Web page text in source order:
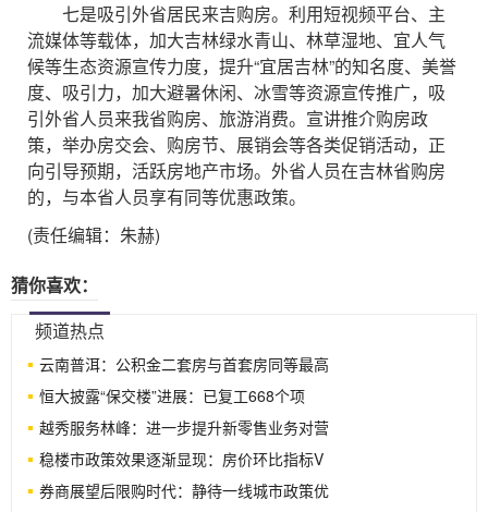
七是吸引外省居民来吉购房。利用短视频平台、主
流媒体等载体，加大吉林绿水青山、林草湿地、宜人气
候等生态资源宣传力度，提升“宜居吉林”的知名度、美誉
度、吸引力，加大避暑休闲、冰雪等资源宣传推广，吸
引外省人员来我省购房、旅游消费。宣讲推介购房政
策，举办房交会、购房节、展销会等各类促销活动，正
向引导预期，活跃房地产市场。外省人员在吉林省购房
的，与本省人员享有同等优惠政策。
(责任编辑：朱赫)
猜你喜欢：
频道热点
云南普洱：公积金二套房与首套房同等最高
恒大披露“保交楼”进展：已复工668个项
越秀服务林峰：进一步提升新零售业务对营
稳楼市政策效果逐渐显现：房价环比指标V
券商展望后限购时代：静待一线城市政策优